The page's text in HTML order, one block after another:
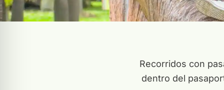
Recorridos con
dentro del